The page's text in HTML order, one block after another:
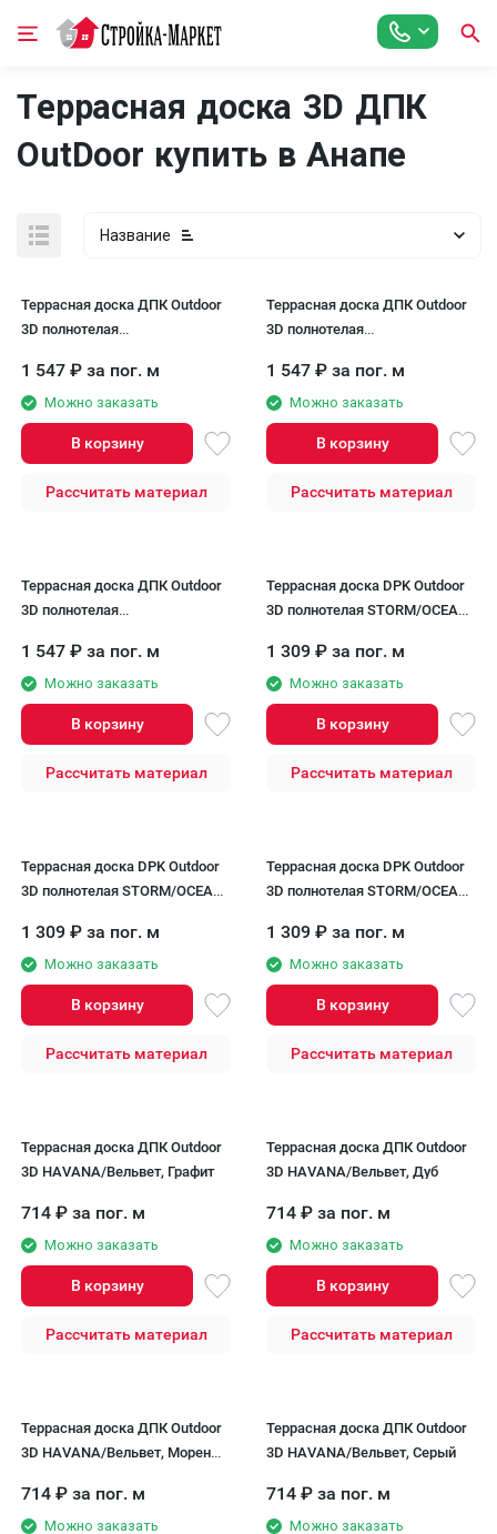
Террасная доска 3D ДПК
OutDoor купить в Анапе
Название
Террасная доска ДПК Outdoor
3D полнотелая
Коричневый микс
1 547 ₽ за пог. м
Можно заказать
В корзину
Рассчитать материал
Террасная доска ДПК Outdoor
3D полнотелая
1 547 ₽ за пог. м
Можно заказать
В корзину
Рассчитать материал
Террасная доска ДПК Outdoor
3D полнотелая
1 547 ₽ за пог. м
Можно заказать
В корзину
Рассчитать материал
Террасная доска DPK Outdoor
3D полнотелая STORM/OCEAN,
1 309 ₽ за пог. м
Можно заказать
В корзину
Рассчитать материал
Террасная доска DPK Outdoor
3D полнотелая STORM/OCEAN,
1 309 ₽ за пог. м
Можно заказать
В корзину
Рассчитать материал
Террасная доска DPK Outdoor
3D полнотелая STORM/OCEAN,
1 309 ₽ за пог. м
Можно заказать
В корзину
Рассчитать материал
Террасная доска ДПК Outdoor
3D HAVANA/Вельвет, Графит
714 ₽ за пог. м
Можно заказать
В корзину
Рассчитать материал
Террасная доска ДПК Outdoor
3D HAVANA/Вельвет, Дуб
714 ₽ за пог. м
Можно заказать
В корзину
Рассчитать материал
Террасная доска ДПК Outdoor
3D HAVANA/Вельвет, Мореный
714 ₽ за пог. м
Можно заказать
Террасная доска ДПК Outdoor
3D HAVANA/Вельвет, Серый
714 ₽ за пог. м
Можно заказать